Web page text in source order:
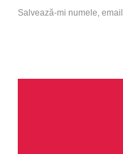
Salvează-mi numele,